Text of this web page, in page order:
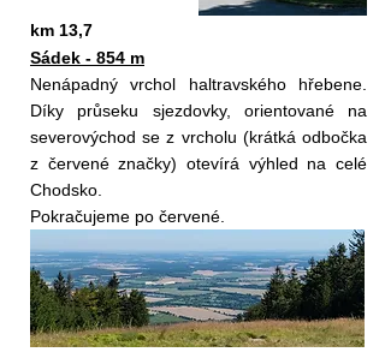
km 13,7
Sádek - 854 m
Nenápadný vrchol haltravského hřebene.
Díky průseku sjezdovky, orientované na
severovýchod se z vrcholu (krátká odbočka
z červené značky) otevírá výhled na celé
Chodsko.
Pokračujeme po červené.